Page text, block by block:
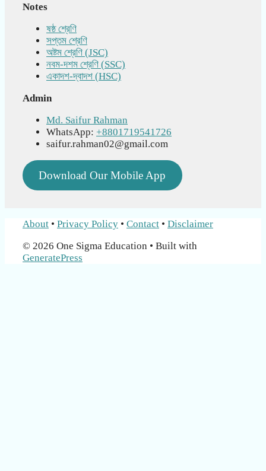
Notes
ষষ্ঠ শ্রেণি
সপ্তম শ্রেণি
অষ্টম শ্রেণি (JSC)
নবম-দশম শ্রেণি (SSC)
একাদশ-দ্বাদশ (HSC)
Admin
Md. Saifur Rahman
WhatsApp: +8801719541726
saifur.rahman02@gmail.com
Download Our Mobile App
About • Privacy Policy • Contact • Disclaimer
© 2026 One Sigma Education • Built with
GeneratePress